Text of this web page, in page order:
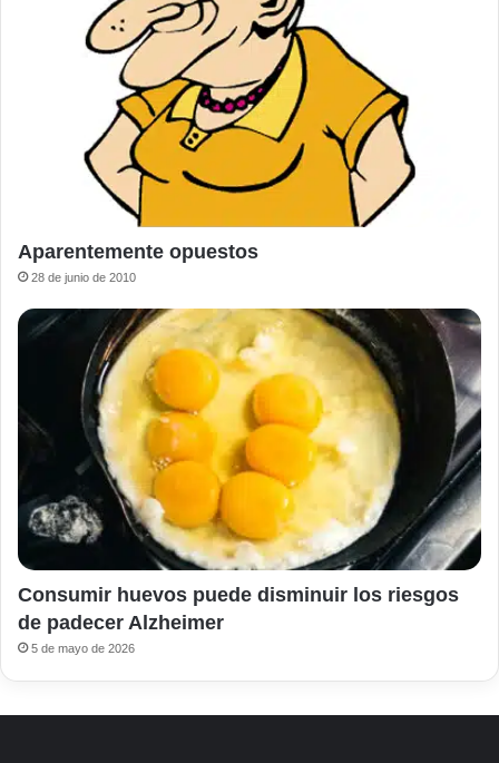
Aparentemente opuestos
28 de junio de 2010
Consumir huevos puede disminuir los riesgos
de padecer Alzheimer
5 de mayo de 2026